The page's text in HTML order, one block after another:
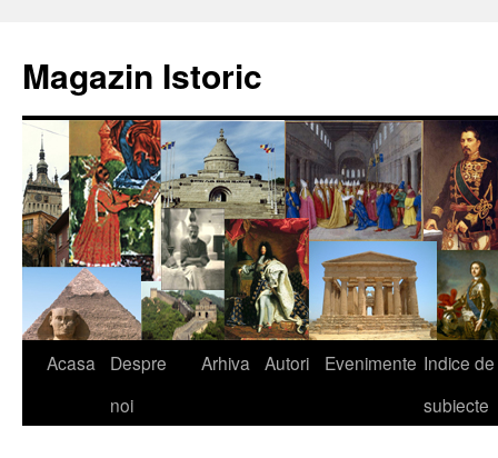
conținut
Magazin Istoric
Acasa
Despre
noi
Arhiva Autori Evenimente Indice de
subiecte